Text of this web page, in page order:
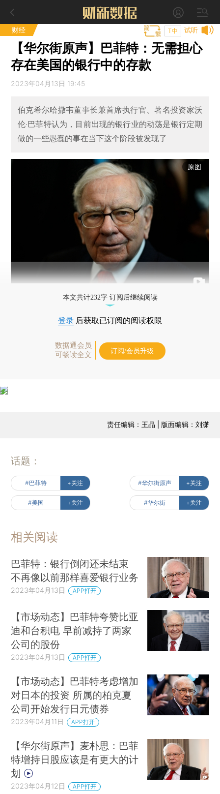
财经 试听
T中
【华尔街原声】巴菲特：无需担心
存在美国的银行中的存款
2023年04月13日 19:45
伯克希尔哈撒韦董事长兼首席执行官、著名投资家沃
伦·巴菲特认为，目前出现的银行业的动荡是银行定期
做的一些愚蠢的事在当下这个阶段被发现了
原图
本文共计232字 订阅后继续阅读
登录 后获取已订阅的阅读权限
数据通会员
可畅读全文
订阅/会员升级
责任编辑：王晶 | 版面编辑：刘潇
话题：
#巴菲特 +关注 #华尔街原声 +关注
#美国 +关注 #华尔街 +关注
相关阅读
巴菲特：银行倒闭还未结束
不再像以前那样喜爱银行业务
2023年04月13日 APP打开
【市场动态】巴菲特夸赞比亚
迪和台积电 早前减持了两家
公司的股份
2023年04月13日 APP打开
【市场动态】巴菲特考虑增加
对日本的投资 所属的柏克夏
公司开始发行日元债券
2023年04月11日 APP打开
【华尔街原声】麦朴思：巴菲
特增持日股应该是有更大的计
划
2023年04月12日 APP打开